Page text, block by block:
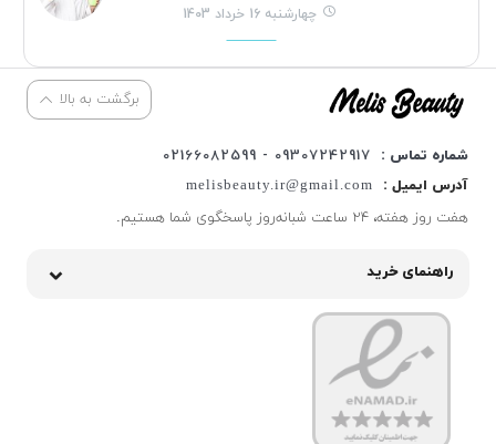
چهارشنبه 16 خرداد 1403
برگشت به بالا
شماره تماس :
09307242917 - 02166082599
آدرس ایمیل :
melisbeauty.ir@gmail.com
هفت روز هفته، ۲۴ ساعت شبانه‌روز پاسخگوی شما هستیم.
راهنمای خرید